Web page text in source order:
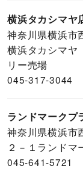
横浜タカシマヤ
神奈川県横浜市
横浜タカシマ
リー売場
045-317-3044
ランドマークプ
神奈川県横浜市
２－１ランド
045-641-5721